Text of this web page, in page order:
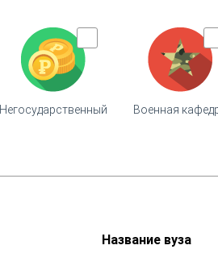
Негосударственный Военная
подготовка
Название вуза